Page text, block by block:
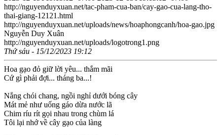
http://nguyenduyxuan.net/tac-pham-cua-ban/cay-gao-cua-lang-tho-
thai-giang-12121.html
http://nguyenduyxuan.net/uploads/news/hoaphongcanh/hoa-gao.jpg
Nguyễn Duy Xuân
http://nguyenduyxuan.net/uploads/logotrong1.png
Thứ sáu - 15/12/2023 19:12
Hoa gạo đỏ giữ lời yêu... thắm mãi
Cứ gì phải đợi... tháng ba...!
Nắng chói chang, ngồi nghỉ dưới bóng cây
Mát mẻ như uống gáo dừa nước lã
Chim ríu rít gọi nhau trong chùm lá
Tôi lại nhớ về cây gạo của làng